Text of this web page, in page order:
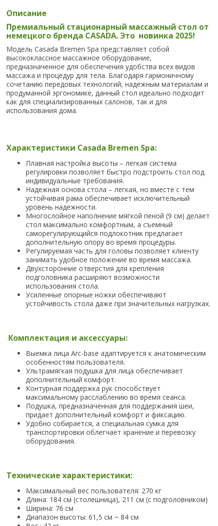
Описание
Премиальный стационарный массажный стол от
немецкого бренда CASADA. Это новинка 2025!
Модель Casada Bremen Spa представляет собой
высококлассное массажное оборудование,
предназначенное для обеспечения удобства всех видов
массажа и процедур для тела. Благодаря гармоничному
сочетанию передовых технологий, надежным материалам и
продуманной эргономике, данный стол идеально подходит
как для специализированных салонов, так и для
использования дома.
Характеристики Casada Bremen Spa:
Плавная настройка высоты – легкая система
регулировки позволяет быстро подстроить стол под
индивидуальные требования.
Надежная основа стола – легкая, но вместе с тем
устойчивая рама обеспечивает исключительный
уровень надежности.
Многослойное наполнение мягкой пеной (9 см) делает
стол максимально комфортным, а съемный
саморегулирующийся подлокотник предлагает
дополнительную опору во время процедуры.
Регулируемая часть для головы позволяет клиенту
занимать удобное положение во время массажа.
Двухсторонние отверстия для крепления
подголовника расширяют возможности
использования стола.
Усиленные опорные ножки обеспечивают
устойчивость стола даже при значительных нагрузках.
Комплектация и аксессуары:
Выемка лица Arc-base адаптируется к анатомическим
особенностям пользователя.
Ультрамягкая подушка для лица обеспечивает
дополнительный комфорт.
Контурная поддержка рук способствует
максимальному расслаблению во время сеанса.
Подушка, предназначенная для поддержания шеи,
придает дополнительный комфорт и фиксацию.
Удобно собирается, а специальная сумка для
транспортировки облегчает хранение и перевозку
оборудования.
Технические характеристики:
Максимальный вес пользователя: 270 кг
Длина: 184 см (столешница), 211 см (с подголовником)
Ширина: 76 см
Диапазон высоты: 61,5 см ~ 84 см